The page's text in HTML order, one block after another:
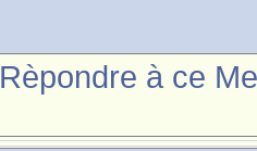
Rèpondre à ce